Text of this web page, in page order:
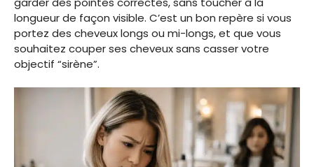
longueur de façon visible. C’est un bon repère si vous
portez des cheveux longs ou mi-longs, et que vous
souhaitez couper ses cheveux sans casser votre
objectif “sirène”.